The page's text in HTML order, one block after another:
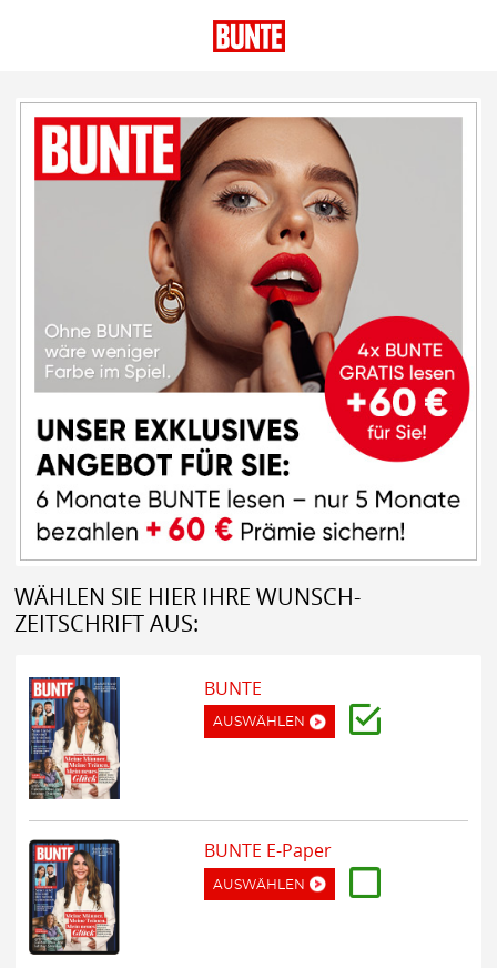
WÄHLEN SIE HIER IHRE WUNSCH-
ZEITSCHRIFT AUS:
BUNTE
AUSWÄHLEN
BUNTE E-Paper
AUSWÄHLEN